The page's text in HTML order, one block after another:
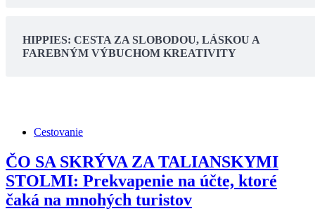
HIPPIES: CESTA ZA SLOBODOU, LÁSKOU A
FAREBNÝM VÝBUCHOM KREATIVITY
Cestovanie
ČO SA SKRÝVA ZA TALIANSKYMI
STOLMI: Prekvapenie na účte, ktoré
čaká na mnohých turistov